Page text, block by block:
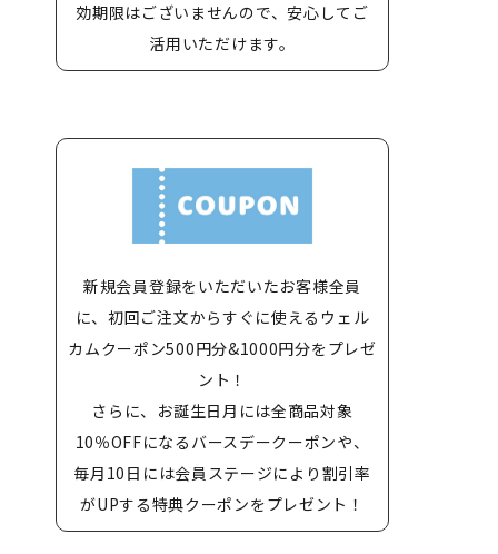
効期限はございませんので、安心してご
活用いただけます。
新規会員登録をいただいたお客様全員
に、初回ご注文からすぐに使えるウェル
カムクーポン500円分&1000円分をプレゼ
ント！
さらに、お誕生日月には全商品対象
10％OFFになるバースデークーポンや、
毎月10日には会員ステージにより割引率
がUPする特典クーポンをプレゼント！